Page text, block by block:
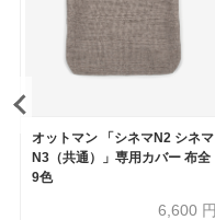
オットマン 「シネマN2 シネマ
N3（共通）」専用カバー 布全
9色
6,600 円